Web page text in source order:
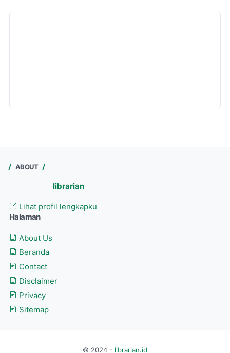
ABOUT
librarian
Lihat profil lengkapku
Halaman
About Us
Beranda
Contact
Disclaimer
Privacy
Sitemap
© 2024 - librarian.id